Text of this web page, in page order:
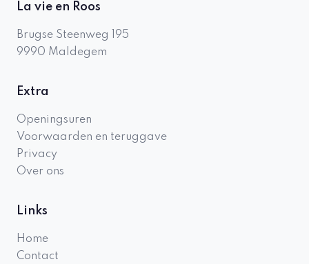
La vie en Roos
Brugse Steenweg 195
9990 Maldegem
Extra
Openingsuren
Voorwaarden en teruggave
Privacy
Over ons
Links
Home
Contact